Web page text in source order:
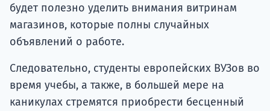
будет полезно уделить внимания витринам
магазинов, которые полны случайных
объявлений о работе.
Следовательно, студенты европейских ВУЗов во
время учебы, а также, в большей мере на
каникулах стремятся приобрести бесценный